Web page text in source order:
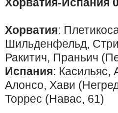
Хорватия:
Шильденфельд,
Ракитич, Праньич
Испания: Касильяс,
Алонсо, Хави
Торрес (Навас, 61)